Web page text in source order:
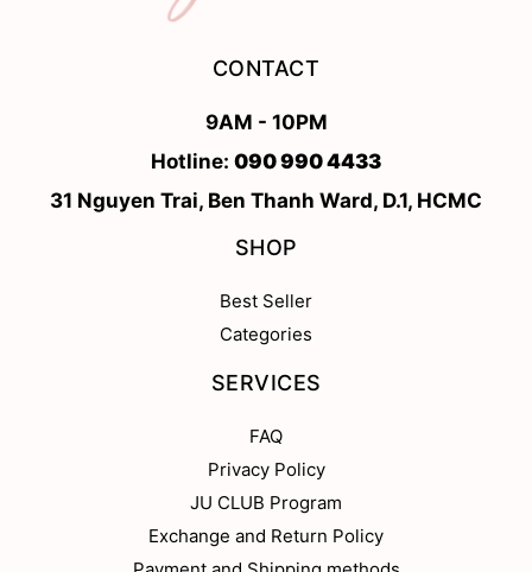
CONTACT
9AM - 10PM
Hotline: 090 990 4433
31 Nguyen Trai, Ben Thanh Ward, D.1, HCMC
SHOP
Best Seller
Categories
SERVICES
FAQ
Privacy Policy
JU CLUB Program
Exchange and Return Policy